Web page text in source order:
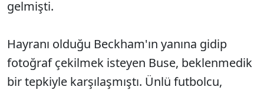
gelmişti.
Hayranı olduğu Beckham'ın yanına gidip
fotoğraf çekilmek isteyen Buse, beklenmedik
bir tepkiyle karşılaşmıştı. Ünlü futbolcu,